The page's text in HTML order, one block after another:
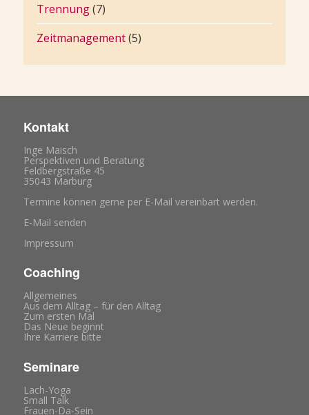
Trennung(7)
Zeitmanagement(5)
Kontakt
Inge Maisch
Perspektiven und Beratung
Feldbergstraße 45
35043 Marburg
Termine können gerne per E-Mail vereinbart werden.
E-Mail senden
Impressum
Coaching
Allgemeines
Aus dem Alltag – für den Alltag
Zum ersten Mal
Das Neue beginnt
Ihre Karriere bitte
Seminare
Lach-Yoga
Small Talk
Frauen-Da-Sein